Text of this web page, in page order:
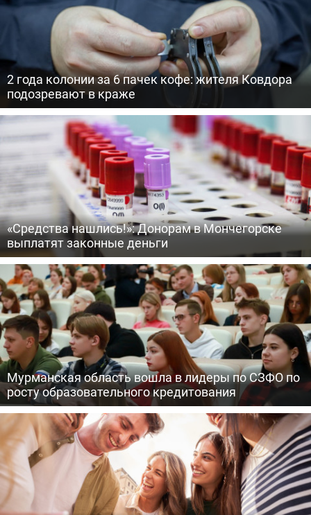
2 года колонии за 6 пачек кофе: жителя Ковдора
подозревают в краже
«Средства нашлись!»: Донорам в Мончегорске
выплатят законные деньги
Мурманская область вошла в лидеры по СЗФО по
росту образовательного кредитования